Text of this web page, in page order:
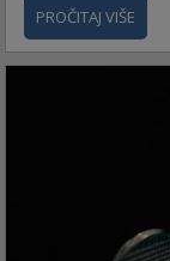
PROČITAJ VIŠE